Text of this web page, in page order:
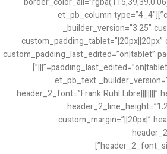
custom_width_px=”1280px”][et_pb_column type=”4_4″
_builder_version=”3.25″
custom_padding_tablet=”|20px||20px”
custom_padding_last_edited=”on|tablet”
padding_last_edited=”on|tablet” custom_padding__hover=”|||”]
[et_pb_text
header_2_font=”Frank Ruhl Libre||||||||”
custom_margin=”||20px|”